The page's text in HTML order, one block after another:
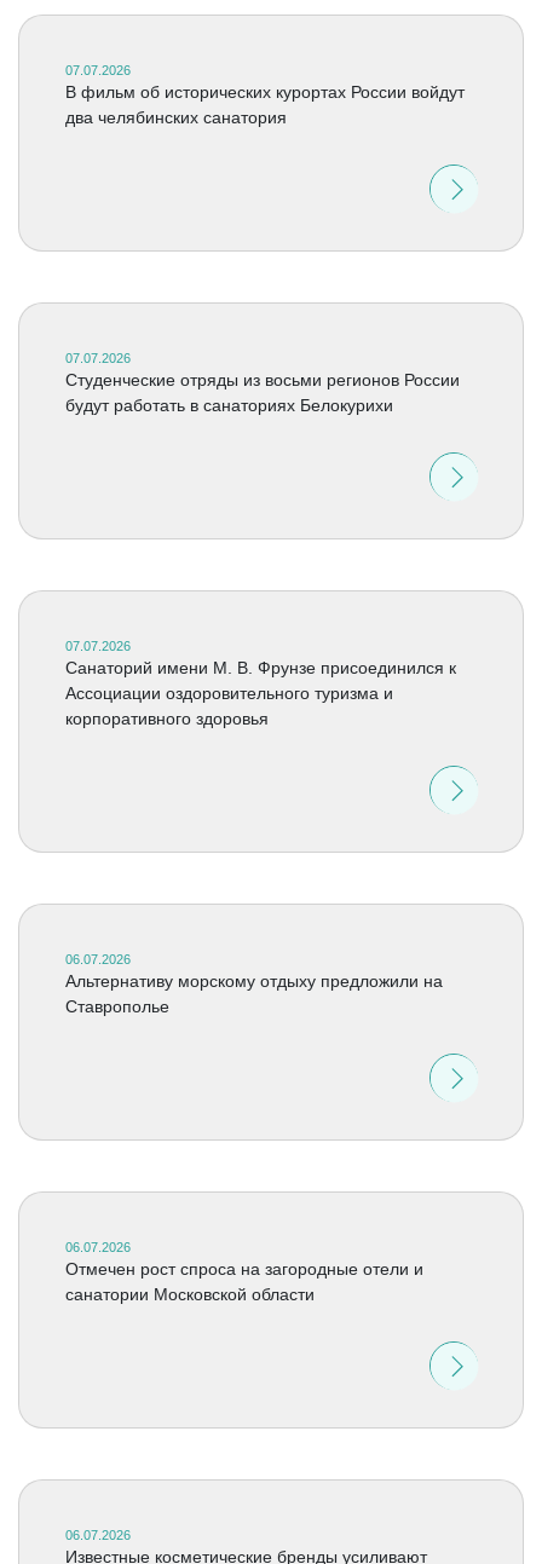
07.07.2026
В фильм об исторических курортах России войдут
два челябинских санатория
07.07.2026
Студенческие отряды из восьми регионов России
будут работать в санаториях Белокурихи
07.07.2026
Санаторий имени М. В. Фрунзе присоединился к
Ассоциации оздоровительного туризма и
корпоративного здоровья
06.07.2026
Альтернативу морскому отдыху предложили на
Ставрополье
06.07.2026
Отмечен рост спроса на загородные отели и
санатории Московской области
06.07.2026
Известные косметические бренды усиливают